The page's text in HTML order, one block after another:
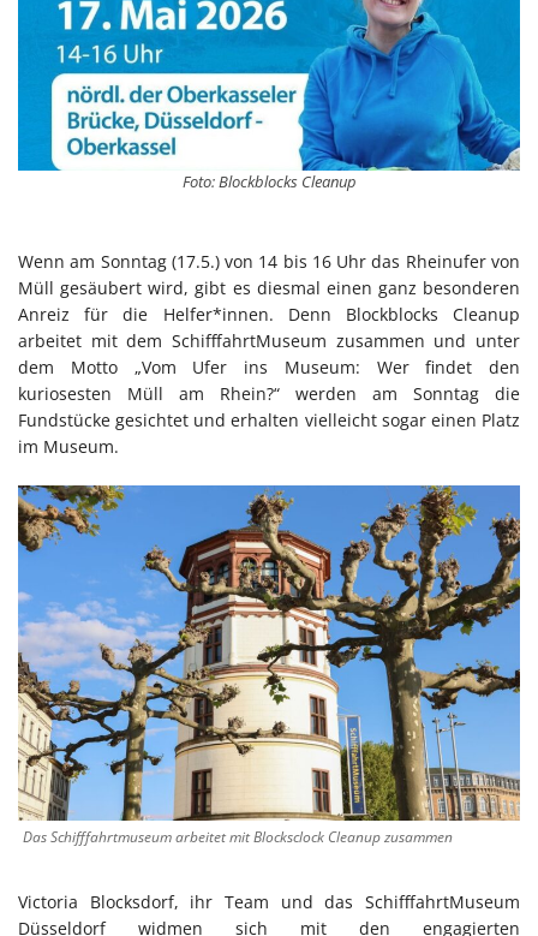
Foto: Blockblocks Cleanup
Wenn am Sonntag (17.5.) von 14 bis 16 Uhr das Rheinufer von
Müll gesäubert wird, gibt es diesmal einen ganz besonderen
Anreiz für die Helfer*innen. Denn Blockblocks Cleanup
arbeitet mit dem SchifffahrtMuseum zusammen und unter
dem Motto „Vom Ufer ins Museum: Wer findet den
kuriosesten Müll am Rhein?“ werden am Sonntag die
Fundstücke gesichtet und erhalten vielleicht sogar einen Platz
im Museum.
Das Schifffahrtmuseum arbeitet mit Blocksclock Cleanup zusammen
Victoria Blocksdorf, ihr Team und das SchifffahrtMuseum
Düsseldorf widmen sich mit den engagierten